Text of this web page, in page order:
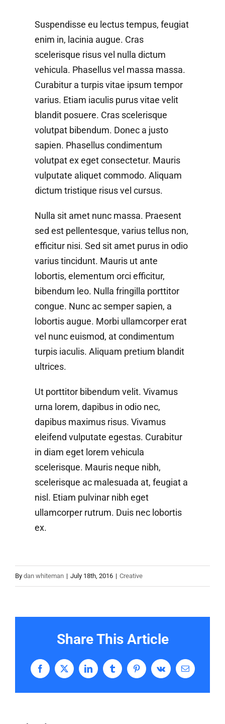
Suspendisse eu lectus tempus, feugiat
enim in, lacinia augue. Cras
scelerisque risus vel nulla dictum
vehicula. Phasellus vel massa massa.
Curabitur a turpis vitae ipsum tempor
varius. Etiam iaculis purus vitae velit
blandit posuere. Cras scelerisque
volutpat bibendum. Donec a justo
sapien. Phasellus condimentum
volutpat ex eget consectetur. Mauris
vulputate aliquet commodo. Aliquam
dictum tristique risus vel cursus.
Nulla sit amet nunc massa. Praesent
sed est pellentesque, varius tellus non,
efficitur nisi. Sed sit amet purus in odio
varius tincidunt. Mauris ut ante
lobortis, elementum orci efficitur,
bibendum leo. Nulla fringilla porttitor
congue. Nunc ac semper sapien, a
lobortis augue. Morbi ullamcorper erat
vel nunc euismod, at condimentum
turpis iaculis. Aliquam pretium blandit
ultrices.
Ut porttitor bibendum velit. Vivamus
urna lorem, dapibus in odio nec,
dapibus maximus risus. Vivamus
eleifend vulputate egestas. Curabitur
in diam eget lorem vehicula
scelerisque. Mauris neque nibh,
scelerisque ac malesuada at, feugiat a
nisl. Etiam pulvinar nibh eget
ullamcorper rutrum. Duis nec lobortis
ex.
By dan whiteman | July 18th, 2016 | Creative
Share This Article
Facebook
X LinkedInTumblrPinterestVk Email